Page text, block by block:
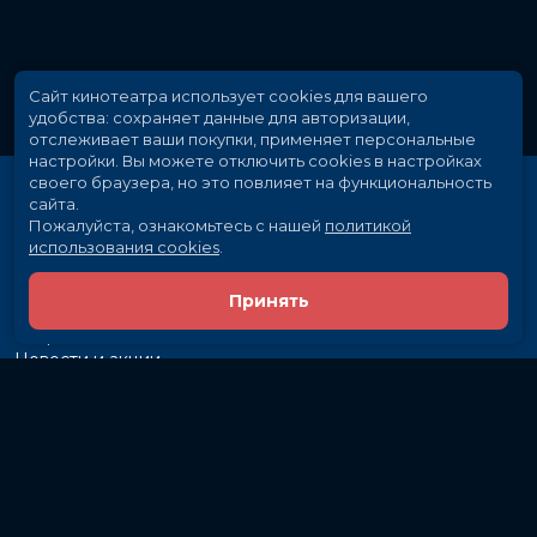
Скоро в кино
Новости и акции
Сайт кинотеатра использует cookies для вашего
удобства: сохраняет данные для авторизации,
отслеживает ваши покупки, применяет персональные
настройки. Вы можете отключить cookies в настройках
своего браузера, но это повлияет на функциональность
сайта.
Пожалуйста, ознакомьтесь с нашей политикой
использования cookies
Принять